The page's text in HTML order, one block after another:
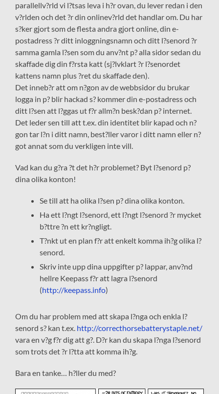
parallellv?rld vi l?tsas leva i h?r ovan, du lever redan i den
v?rlden och det ?r din onlinev?rld det handlar om. Du har
s?ker gjort som de flesta andra gjort online, din e-
postadress ?r ditt inloggningsnamn och ditt l?senord ?r
samma gamla l?sen som du anv?nt p? alla sidor sedan du
skaffade dig din f?rsta katt (sj?lvklart ?r l?senordet
kattens namn plus ?ret du skaffade den).
Det inneb?r att om n?gon av de webbsidor du brukar
logga in p? blir hackad s? kommer din e-postadress och
ditt l?sen att l?ggas ut f?r allm?n besk?dan p? internet.
Det leder sen till att t.ex. din identitet blir kapad och n?
gon tar l?n i ditt namn, best?ller varor i ditt namn eller n?
got annat som du verkligen inte vill.
Vad kan du g?ra ?t det h?r problemet? Byt l?senord p?
dina olika konton!
Se till att ha olika l?sen p? dina olika konton.
Ha ett l?ngt l?senord, ett l?ngt l?senord ?r mycket
b?ttre ?n ett kr?ngligt.
T?nkt ut en plan f?r att enkelt komma ih?g olika l?
senord.
Skriv inte upp dina uppgifter p? lappar, anv?nd
hellre Keepass f?r att lagra l?senord
(http://keepass.info)
Om du har problem med att skapa l?nga och enkla l?
senord s? kan t.ex. http://correcthorsebatterystaple.net/
vara en v?g f?r dig att g?. D?r kan du skapa l?nga l?senord
som trots det ?r l?tta att komma ih?g.
Bara en tanke… h?ller du med?